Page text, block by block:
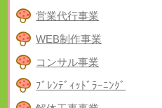
営業代行事業
WEB制作事業
コンサル事業
ﾌﾞﾚﾝﾃﾞｨｯﾄﾞﾗｰﾆﾝｸﾞ